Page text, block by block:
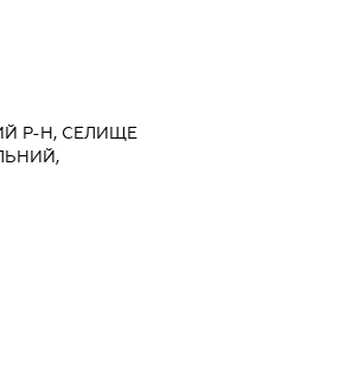
Р-Н, СЕЛИЩЕ